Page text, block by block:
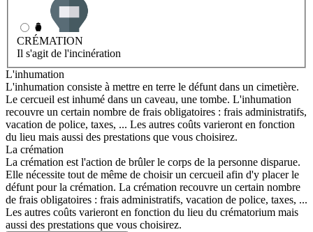
CRÉMATION
Il s'agit de l'incinération
L'inhumation
L'inhumation consiste à mettre en terre le défunt dans un cimetière.
Le cercueil est inhumé dans un caveau, une tombe. L'inhumation
recouvre un certain nombre de frais obligatoires : frais administratifs,
vacation de police, taxes, ... Les autres coûts varieront en fonction
du lieu mais aussi des prestations que vous choisirez.
La crémation
La crémation est l'action de brûler le corps de la personne disparue.
Elle nécessite tout de même de choisir un cercueil afin d'y placer le
défunt pour la crémation. La crémation recouvre un certain nombre
de frais obligatoires : frais administratifs, vacation de police, taxes, ...
Les autres coûts varieront en fonction du lieu du crématorium mais
aussi des prestations que vous choisirez.